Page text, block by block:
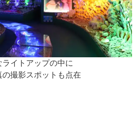
ライトアップの中に
の撮影スポットも点在